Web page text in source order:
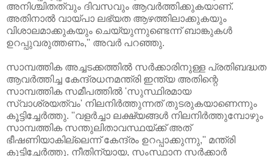
അനിശ്ചിതത്വും ദിവസവും ആവർത്തിക്കുകയാണ്.
അതിനാൽ വായ്പാ ലഭ്യത ആഴത്തിലാക്കുകയും
വിശാലമാക്കുകയും ചെയ്യുന്നുണ്ടെന്ന് ബാങ്കുകൾ
ഉറപ്പുവരുത്തണം,'' അവർ പറഞ്ഞു.
സാമ്പത്തിക അച്ചടക്കത്തിൽ സർക്കാരിനുള്ള പ്രതിബദ്ധത
ആവർത്തിച്ച കേന്ദ്രധനമന്ത്രി ഇന്ത്യ അതിന്റെ
സാമ്പത്തിക സമീപത്തിൽ 'സുസ്ഥിരമായ
സ്വാശ്രയത്വം' നിലനിർത്തുന്നത് തുടരുകയാണെന്നും
കൂട്ടിച്ചേർത്തു. ''വളർച്ചാ ലക്ഷ്യങ്ങൾ നിലനിർത്തുമ്പോഴും
സാമ്പത്തിക സന്തുലിതാവസ്ഥയ്ക്ക് അത്
ഭീഷണിയാകില്ലെന്ന് കേന്ദ്രം ഉറപ്പാക്കുന്നു,'' മന്ത്രി
കൂട്ടിച്ചേർത്തു. നീതിന്യായ, സംസ്ഥാന സർക്കാർ